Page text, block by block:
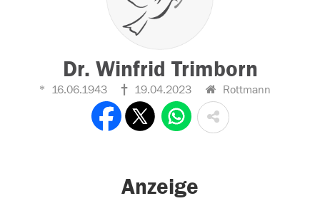
Dr. Winfrid Trimborn
16.06.1943 19.04.2023 Rottmann
Anzeige